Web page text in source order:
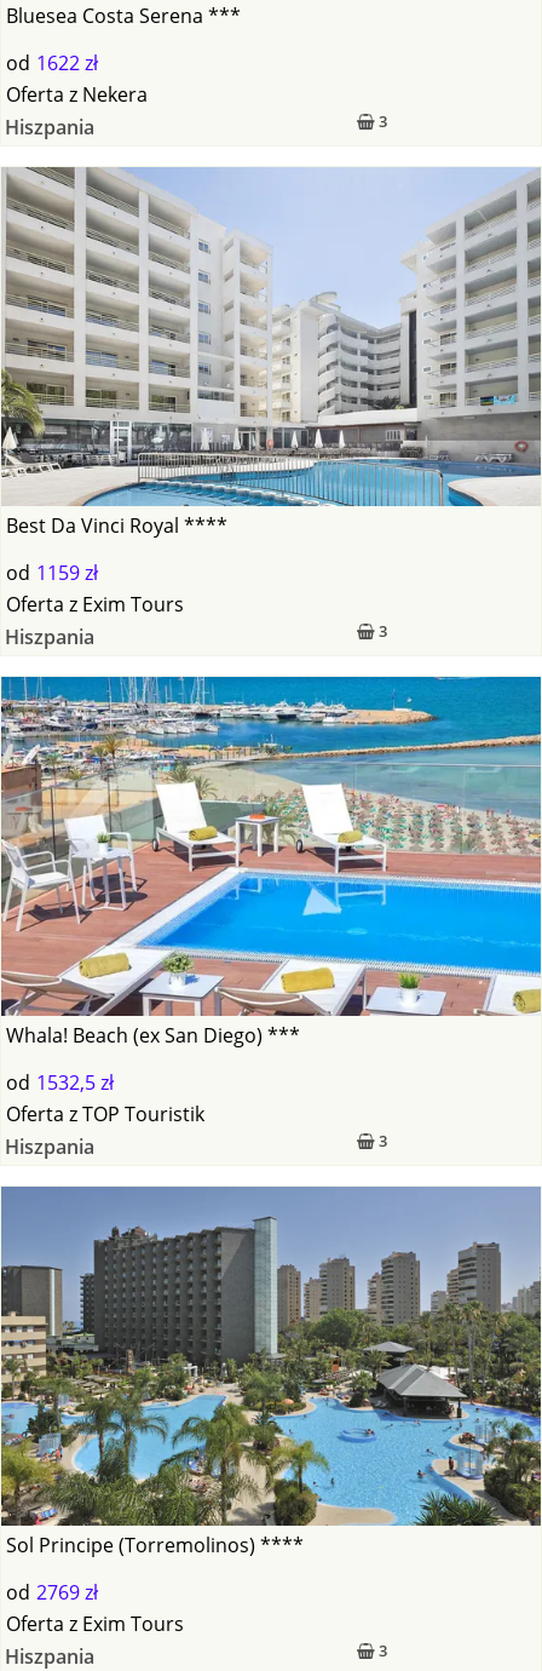
Bluesea Costa Serena ***
od 1622 zł
3
Oferta z Nekera
Hiszpania
Best Da Vinci Royal ****
od 1159 zł
3
Oferta z Exim Tours
Hiszpania
Whala! Beach (ex San Diego) ***
od 1532,5 zł
3
Oferta zTOP Touristik
Hiszpania
Sol Principe (Torremolinos) ****
od 2769 zł
3
Oferta z Exim Tours
Hiszpania